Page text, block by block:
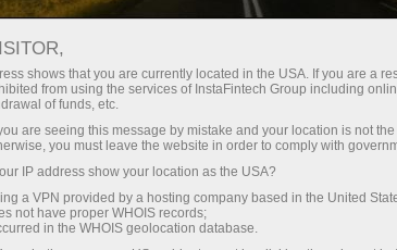
shows that you are currently located in the USA. If you are a
from using the services of InstaFintech Group including
of funds, etc.
are seeing this message by mistake and your location is not
you must leave the website in order to comply with
IP address show your location as the USA?
a VPN provided by a hosting company based in the United
not have proper WHOIS records;
in the WHOIS geolocation database.